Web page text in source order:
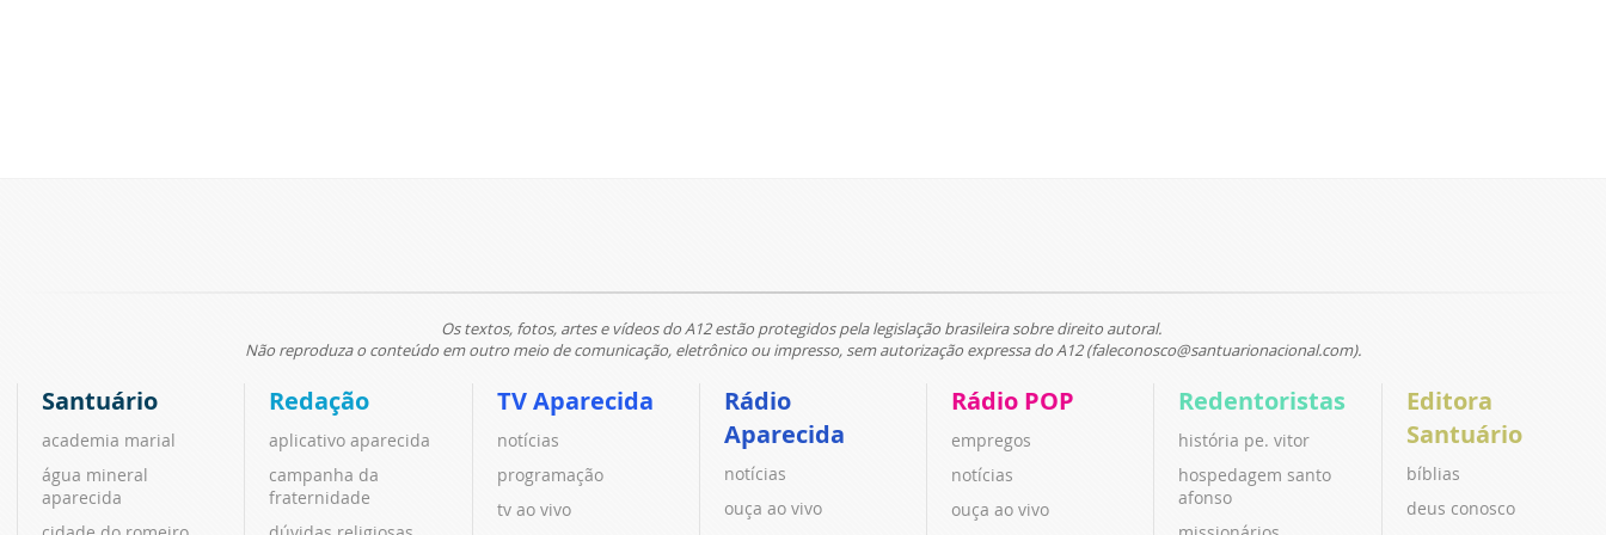
Os textos, fotos, artes e vídeos do A12 estão protegidos pela legislação brasileira sobre direito autoral.
Não reproduza o conteúdo em outro meio de comunicação, eletrônico ou impresso, sem autorização expressa do A12 (faleconosco@santuarionacional.com).
Santuário
academia marial
água mineral
aparecida
Redação
aplicativo aparecida
campanha da
fraternidade
TV Aparecida
notícias
programação
tv ao vivo
Rádio
Aparecida
notícias
ouça ao vivo
Rádio POP
empregos
notícias
ouça ao vivo
Redentoristas
história pe. vitor
hospedagem santo
afonso
Editora
Santuário
bíblias
deus conosco